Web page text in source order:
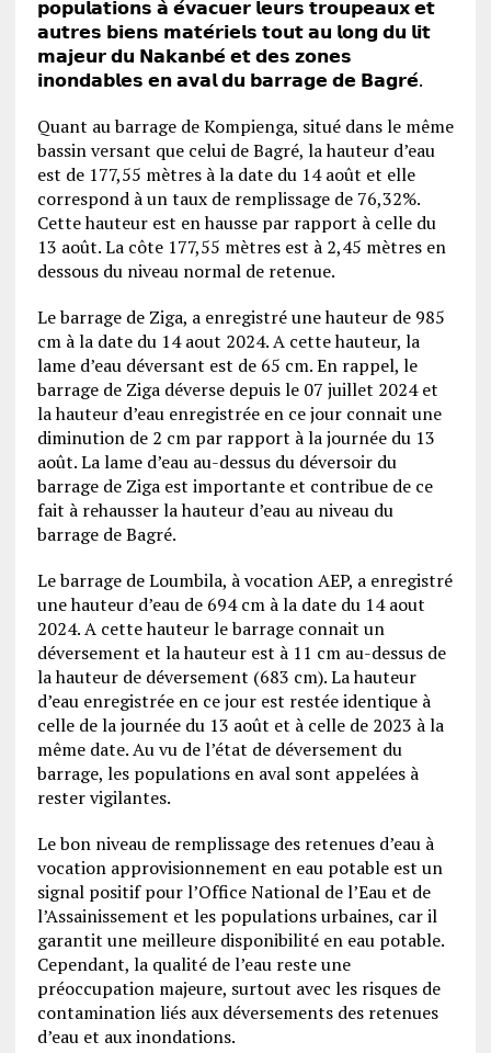
𝗽𝗼𝗽𝘂𝗹𝗮𝘁𝗶𝗼𝗻𝘀 𝗮̀ 𝗲́𝘃𝗮𝗰𝘂𝗲𝗿 𝗹𝗲𝘂𝗿𝘀 𝘁𝗿𝗼𝘂𝗽𝗲𝗮𝘂𝘅 𝗲𝘁
𝗮𝘂𝘁𝗿𝗲𝘀 𝗯𝗶𝗲𝗻𝘀 𝗺𝗮𝘁𝗲́𝗿𝗶𝗲𝗹𝘀 𝘁𝗼𝘂𝘁 𝗮𝘂 𝗹𝗼𝗻𝗴 𝗱𝘂 𝗹𝗶𝘁
𝗺𝗮𝗷𝗲𝘂𝗿 𝗱𝘂 𝗡𝗮𝗸𝗮𝗻𝗯𝗲́ 𝗲𝘁 𝗱𝗲𝘀 𝘇𝗼𝗻𝗲𝘀
𝗶𝗻𝗼𝗻𝗱𝗮𝗯𝗹𝗲𝘀 𝗲𝗻 𝗮𝘃𝗮𝗹 𝗱𝘂 𝗯𝗮𝗿𝗿𝗮𝗴𝗲 𝗱𝗲 𝗕𝗮𝗴𝗿𝗲́.
Quant au barrage de Kompienga, situé dans le même
bassin versant que celui de Bagré, la hauteur d’eau
est de 177,55 mètres à la date du 14 août et elle
correspond à un taux de remplissage de 76,32%.
Cette hauteur est en hausse par rapport à celle du
13 août. La côte 177,55 mètres est à 2,45 mètres en
dessous du niveau normal de retenue.
Le barrage de Ziga, a enregistré une hauteur de 985
cm à la date du 14 aout 2024. A cette hauteur, la
lame d’eau déversant est de 65 cm. En rappel, le
barrage de Ziga déverse depuis le 07 juillet 2024 et
la hauteur d’eau enregistrée en ce jour connait une
diminution de 2 cm par rapport à la journée du 13
août. La lame d’eau au-dessus du déversoir du
barrage de Ziga est importante et contribue de ce
fait à rehausser la hauteur d’eau au niveau du
barrage de Bagré.
Le barrage de Loumbila, à vocation AEP, a enregistré
une hauteur d’eau de 694 cm à la date du 14 aout
2024. A cette hauteur le barrage connait un
déversement et la hauteur est à 11 cm au-dessus de
la hauteur de déversement (683 cm). La hauteur
d’eau enregistrée en ce jour est restée identique à
celle de la journée du 13 août et à celle de 2023 à la
même date. Au vu de l’état de déversement du
barrage, les populations en aval sont appelées à
rester vigilantes.
Le bon niveau de remplissage des retenues d’eau à
vocation approvisionnement en eau potable est un
signal positif pour l’Office National de l’Eau et de
l’Assainissement et les populations urbaines, car il
garantit une meilleure disponibilité en eau potable.
Cependant, la qualité de l’eau reste une
préoccupation majeure, surtout avec les risques de
contamination liés aux déversements des retenues
d’eau et aux inondations.